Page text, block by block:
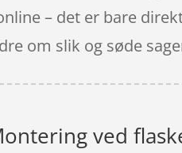
– det er bare
om slik og søde
ved